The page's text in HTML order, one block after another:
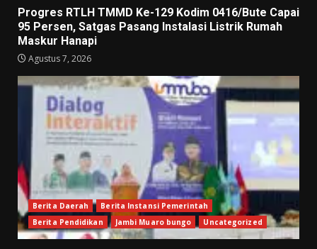
Progres RTLH TMMD Ke-129 Kodim 0416/Bute Capai
95 Persen, Satgas Pasang Instalasi Listrik Rumah
Maskur Hanapi
Agustus 7, 2026
Berita Daerah
Berita Instansi Pemerintah
Berita Pendidikan
Jambi Muaro bungo Uncategorized